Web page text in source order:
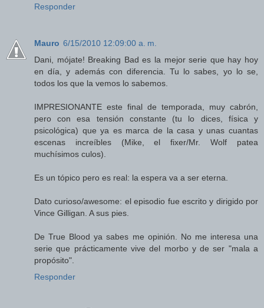
Responder
Mauro 6/15/2010 12:09:00 a. m.
Dani, mójate! Breaking Bad es la mejor serie que hay hoy
en día, y además con diferencia. Tu lo sabes, yo lo se,
todos los que la vemos lo sabemos.
IMPRESIONANTE este final de temporada, muy cabrón,
pero con esa tensión constante (tu lo dices, física y
psicológica) que ya es marca de la casa y unas cuantas
escenas increíbles (Mike, el fixer/Mr. Wolf patea
muchísimos culos).
Es un tópico pero es real: la espera va a ser eterna.
Dato curioso/awesome: el episodio fue escrito y dirigido por
Vince Gilligan. A sus pies.
De True Blood ya sabes me opinión. No me interesa una
serie que prácticamente vive del morbo y de ser "mala a
propósito".
Responder